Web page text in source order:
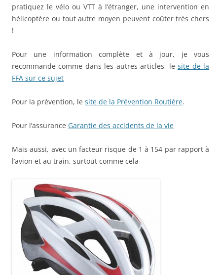
pratiquez le vélo ou VTT à l’étranger, une intervention en
hélicoptère ou tout autre moyen peuvent coûter très chers
!
Pour une information complète et à jour, je vous
recommande comme dans les autres articles, lesite de la
FFA sur ce sujet
Pour la prévention, le site de la Prévention Routière.
Pour l’assurance Garantie des accidents de la vie
Mais aussi, avec un facteur risque de 1 à 154 par rapport à
l’avion et au train, surtout comme cela